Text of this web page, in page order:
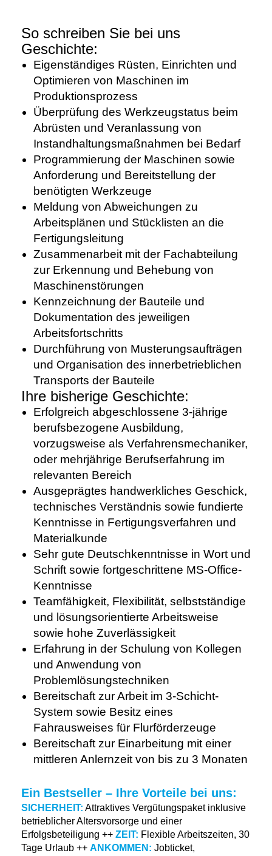
So schreiben Sie bei uns
Geschichte:
Eigenständiges Rüsten, Einrichten und
Optimieren von Maschinen im
Produktionsprozess
Überprüfung des Werkzeugstatus beim
Abrüsten und Veranlassung von
Instandhaltungsmaßnahmen bei Bedarf
Programmierung der Maschinen sowie
Anforderung und Bereitstellung der
benötigten Werkzeuge
Meldung von Abweichungen zu
Arbeitsplänen und Stücklisten an die
Fertigungsleitung
Zusammenarbeit mit der Fachabteilung
zur Erkennung und Behebung von
Maschinenstörungen
Kennzeichnung der Bauteile und
Dokumentation des jeweiligen
Arbeitsfortschritts
Durchführung von Musterungsaufträgen
und Organisation des innerbetrieblichen
Transports der Bauteile
Ihre bisherige Geschichte:
Erfolgreich abgeschlossene 3-jährige
berufsbezogene Ausbildung,
vorzugsweise als Verfahrensmechaniker,
oder mehrjährige Berufserfahrung im
relevanten Bereich
Ausgeprägtes handwerkliches Geschick,
technisches Verständnis sowie fundierte
Kenntnisse in Fertigungsverfahren und
Materialkunde
Sehr gute Deutschkenntnisse in Wort und
Schrift sowie fortgeschrittene MS-Office-
Kenntnisse
Teamfähigkeit, Flexibilität, selbstständige
und lösungsorientierte Arbeitsweise
sowie hohe Zuverlässigkeit
Erfahrung in der Schulung von Kollegen
und Anwendung von
Problemlösungstechniken
Bereitschaft zur Arbeit im 3-Schicht-
System sowie Besitz eines
Fahrausweises für Flurförderzeuge
Bereitschaft zur Einarbeitung mit einer
mittleren Anlernzeit von bis zu 3 Monaten
Ein Bestseller – Ihre Vorteile bei uns:
SICHERHEIT: Attraktives Vergütungspaket inklusive
betrieblicher Altersvorsorge und einer
Erfolgsbeteiligung ++ ZEIT: Flexible Arbeitszeiten, 30
Tage Urlaub ++ ANKOMMEN: Jobticket,